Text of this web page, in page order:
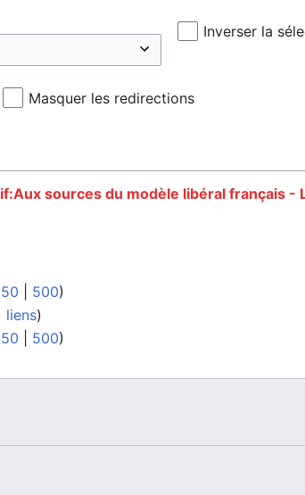
Inverser la
Masquer les redirections
sources du modèle libéral français -
500)
)
500)